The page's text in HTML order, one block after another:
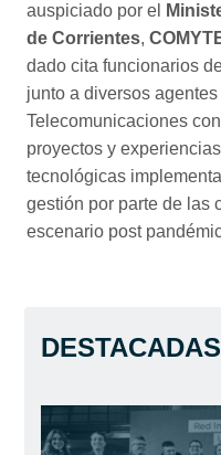
auspiciado por el
de Corrientes,
dado cita funcionarios
junto a diversos
Telecomunicaciones
proyectos y
tecnológicas
gestión por parte de las
escenario post
DESTACADAS